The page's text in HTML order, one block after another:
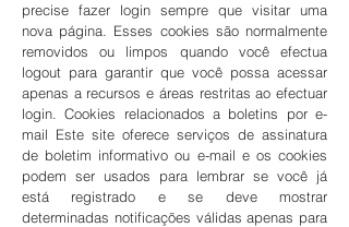
precise fazer login sempre que visitar uma
nova página. Esses cookies são normalmente
removidos ou limpos quando você efectua
logout para garantir que você possa acessar
apenas a recursos e áreas restritas ao efectuar
login. Cookies relacionados a boletins por e-
mail Este site oferece serviços de assinatura
de boletim informativo ou e-mail e os cookies
podem ser usados ​​para lembrar se você já
está registrado e se deve mostrar
determinadas notificações válidas apenas para